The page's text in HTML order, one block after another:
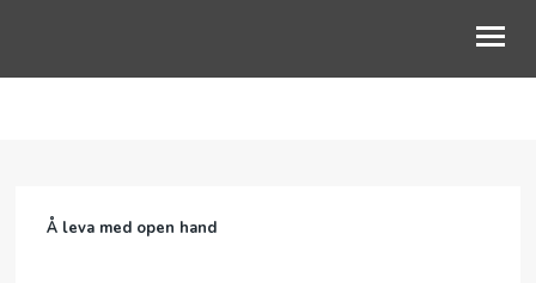
BLI MED
Å leva med open hand